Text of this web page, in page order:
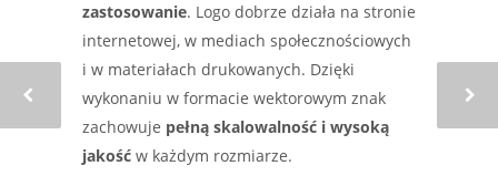
zastosowanie. Logo dobrze działa na stronie
internetowej, w mediach społecznościowych
i w materiałach drukowanych. Dzięki
wykonaniu w formacie wektorowym znak
zachowuje pełną skalowalność i wysoką
jakość w każdym rozmiarze.